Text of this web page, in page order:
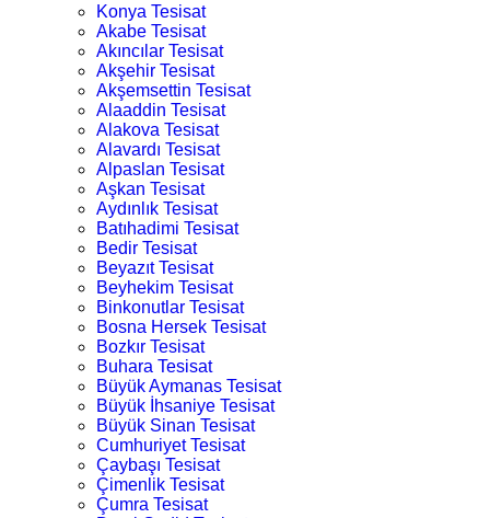
Konya Tesisat
Akabe Tesisat
Akıncılar Tesisat
Akşehir Tesisat
Akşemsettin Tesisat
Alaaddin Tesisat
Alakova Tesisat
Alavardı Tesisat
Alpaslan Tesisat
Aşkan Tesisat
Aydınlık Tesisat
Batıhadimi Tesisat
Bedir Tesisat
Beyazıt Tesisat
Beyhekim Tesisat
Binkonutlar Tesisat
Bosna Hersek Tesisat
Bozkır Tesisat
Buhara Tesisat
Büyük Aymanas Tesisat
Büyük İhsaniye Tesisat
Büyük Sinan Tesisat
Cumhuriyet Tesisat
Çaybaşı Tesisat
Çimenlik Tesisat
Çumra Tesisat